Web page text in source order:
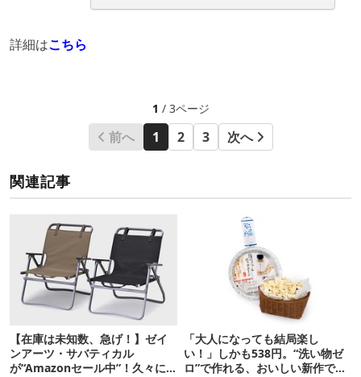
詳細はこちら
1 / 3ページ
前へ 1 2 3 次へ
関連記事
【在庫は未知数、急げ！】ゼイ
ンアーツ・サバティカル
が“Amazonセール中”！久々に
「大人になっても結局楽し
い！」しかも538円。“洗い物ゼ
ロ”で作れる、おいしい新作です